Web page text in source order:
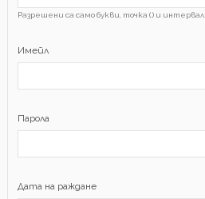
Разрешени са само букви, точка (.) и интервал.
Имейл
Парола
Дата на раждане